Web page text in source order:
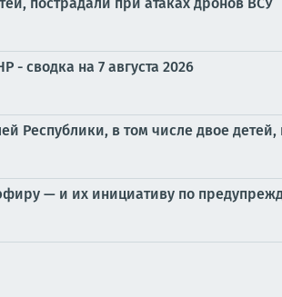
- сводка на 7 августа 2026
Республики, в том числе двое
— и их инициативу по